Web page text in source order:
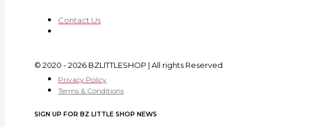
Contact Us
© 2020 - 2026 BZLITTLESHOP | All rights Reserved
Privacy Policy
Terms & Conditions
SIGN UP FOR BZ LITTLE SHOP NEWS